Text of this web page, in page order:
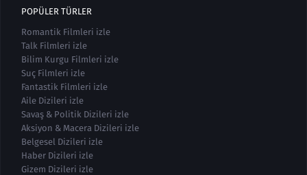
POPÜLER TÜRLER
Romantik Filmleri izle
Talk Filmleri izle
Bilim Kurgu Filmleri izle
Suç Filmleri izle
Fantastik Filmleri izle
Aile Dizileri izle
Savaş & Politik Dizileri izle
Aksiyon & Macera Dizileri izle
Belgesel Dizileri izle
Haber Dizileri izle
Gizem Dizileri izle